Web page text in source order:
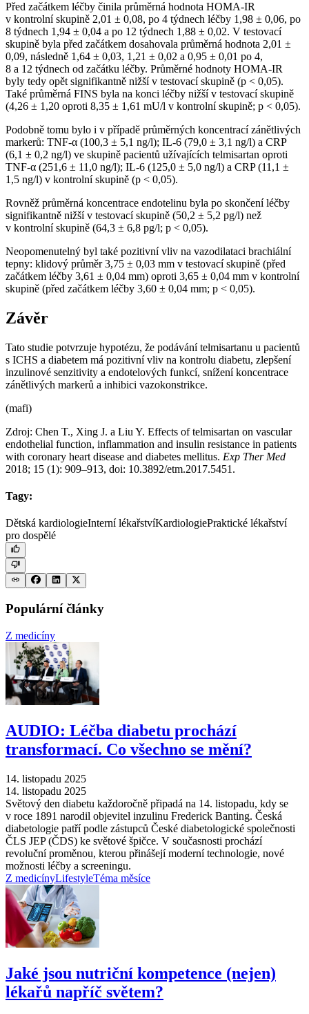
Před začátkem léčby činila průměrná hodnota HOMA-IR
v kontrolní skupině 2,01 ± 0,08, po 4 týdnech léčby 1,98 ± 0,06, po
8 týdnech 1,94 ± 0,04 a po 12 týdnech 1,88 ± 0,02. V testovací
skupině byla před začátkem dosahovala průměrná hodnota 2,01 ±
0,09, následně 1,64 ± 0,03, 1,21 ± 0,02 a 0,95 ± 0,01 po 4,
8 a 12 týdnech od začátku léčby. Průměrné hodnoty HOMA-IR
byly tedy opět signifikantně nižší v testovací skupině (p < 0,05).
Také průměrná FINS byla na konci léčby nižší v testovací skupině
(4,26 ± 1,20 oproti 8,35 ± 1,61 mU⁠/⁠l v kontrolní skupině; p < 0,05).
Podobně tomu bylo i v případě průměrných koncentrací zánětlivých
markerů: TNF-α (100,3 ± 5,1 ng⁠/⁠l); IL-6 (79,0 ± 3,1 ng⁠/⁠l) a CRP
(6,1 ± 0,2 ng⁠/⁠l) ve skupině pacientů užívajících telmisartan oproti
TNF-α (251,6 ± 11,0 ng⁠/⁠l); IL-6 (125,0 ± 5,0 ng⁠/⁠l) a CRP (11,1 ±
1,5 ng⁠/⁠l) v kontrolní skupině (p < 0,05).
Rovněž průměrná koncentrace endotelinu byla po skončení léčby
signifikantně nižší v testovací skupině (50,2 ± 5,2 pg⁠/⁠l) než
v kontrolní skupině (64,3 ± 6,8 pg⁠/⁠l; p < 0,05).
Neopomenutelný byl také pozitivní vliv na vazodilataci brachiální
tepny: klidový průměr 3,75 ± 0,03 mm v testovací skupině (před
začátkem léčby 3,61 ± 0,04 mm) oproti 3,65 ± 0,04 mm v kontrolní
skupině (před začátkem léčby 3,60 ± 0,04 mm; p < 0,05).
Závěr
Tato studie potvrzuje hypotézu, že podávání telmisartanu u pacientů
s ICHS a diabetem má pozitivní vliv na kontrolu diabetu, zlepšení
inzulinové senzitivity a endotelových funkcí, snížení koncentrace
zánětlivých markerů a inhibici vazokonstrikce.
(mafi)
Zdroj: Chen T., Xing J. a Liu Y. Effects of telmisartan on vascular
endothelial function, inflammation and insulin resistance in patients
with coronary heart disease and diabetes mellitus. Exp Ther Med
2018; 15 (1): 909–913, doi: 10.3892/etm.2017.5451.
Tagy:
Dětská kardiologieInterní lékařstvíKardiologiePraktické lékařství
pro dospělé
Populární články
Z medicíny
AUDIO: Léčba diabetu prochází
transformací. Co všechno se mění?
14. listopadu 2025
14. listopadu 2025
Světový den diabetu každoročně připadá na 14. listopadu, kdy se
v roce 1891 narodil objevitel inzulinu Frederick Banting. Česká
diabetologie patří podle zástupců České diabetologické společnosti
ČLS JEP (ČDS) ke světové špičce. V současnosti prochází
revoluční proměnou, kterou přinášejí moderní technologie, nové
možnosti léčby a screeningu.
Z medicínyLifestyleTéma měsíce
Jaké jsou nutriční kompetence (nejen)
lékařů napříč světem?